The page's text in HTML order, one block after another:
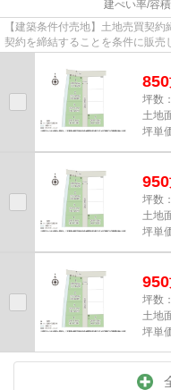
建ぺい率/容積
【建築条件付売地】土地売買契
契約を締結することを条件に販売
なかった場合は、土地売買契約...
850
坪数
土地
坪単
950
坪数
土地
坪単
950
坪数
土地
坪単